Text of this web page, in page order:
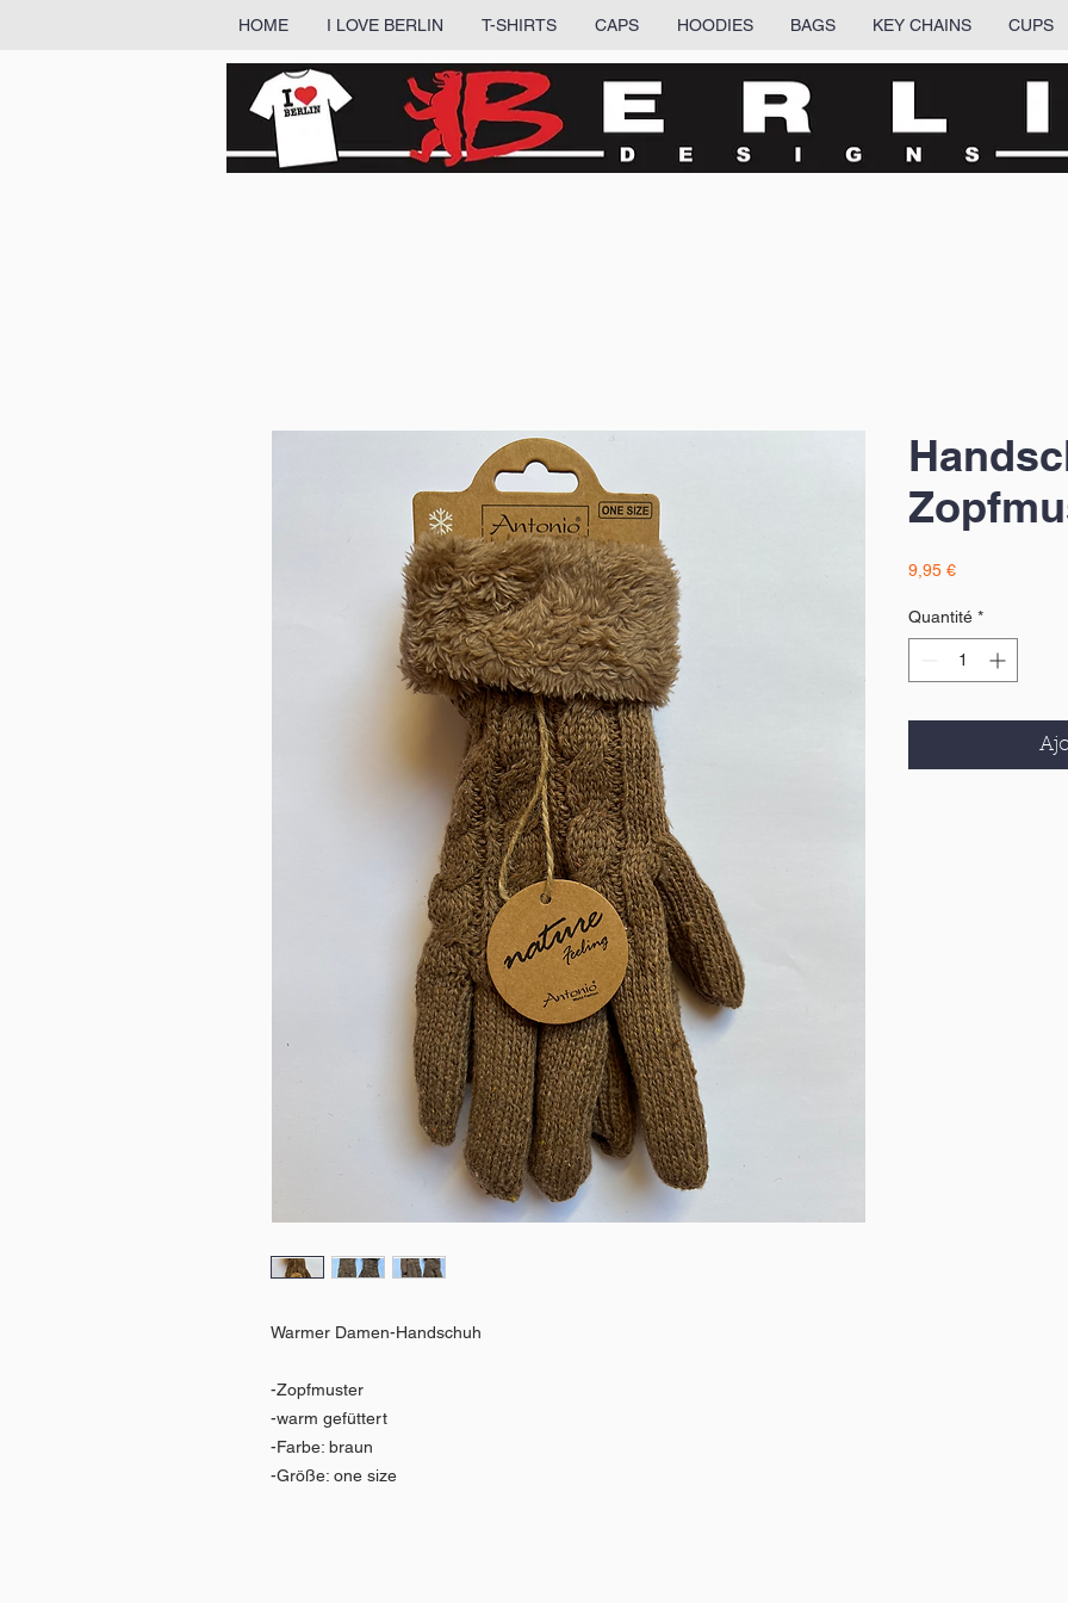
HOME I LOVE BERLIN T-SHIRTS CAPS HOODIES BAGS KEY CHAINS CUPS
Warmer Damen-Handschuh
-Zopfmuster
-warm gefüttert
-Farbe: braun
-Größe: one size
9,95 €Prix
Quantité *